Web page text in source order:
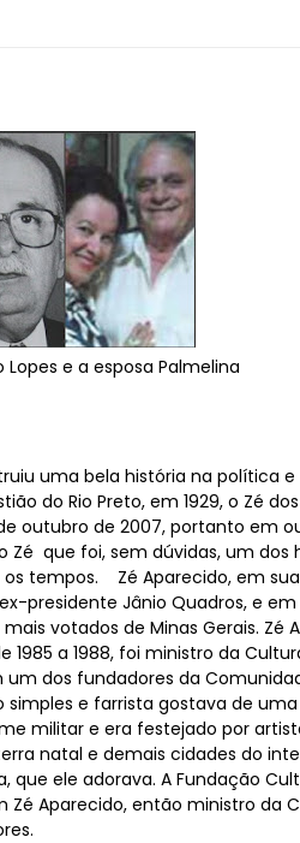
e a esposa Palmelina
uma bela história na política e
do Rio Preto, em 1929, o Zé
outubro de 2007, portanto em
Zé que foi, sem dúvidas, um dos
tempos. Zé Aparecido, em sua
presidente Jânio Quadros, e em
votados de Minas Gerais. Zé
a 1988, foi ministro da
dos fundadores da
e farrista gostava de uma
militar e era festejado por
natal e demais cidades do
que ele adorava. A Fundação
Zé Aparecido, então ministro da